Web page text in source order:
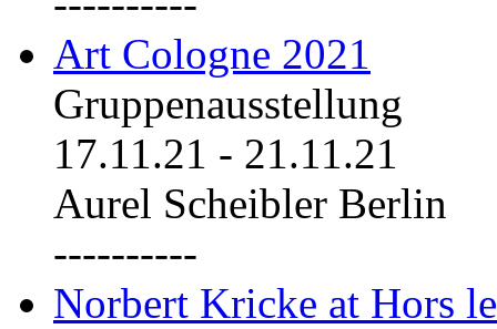
Art Cologne 2021
Gruppenausstellung
17.11.21 - 21.11.21
Aurel Scheibler Berlin
----------
Norbert Kricke at Hors